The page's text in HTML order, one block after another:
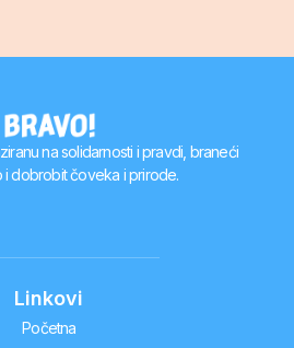
na solidarnosti i pravdi, braneći
i dobrobit čoveka i prirode.
Linkovi
Početna